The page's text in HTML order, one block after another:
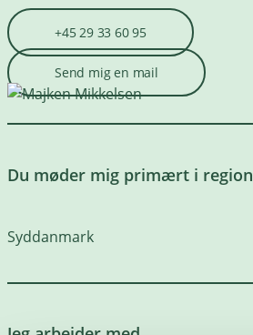
+45 29 33 60 95
Send mig en mail
Du møder mig primært i region
Syddanmark